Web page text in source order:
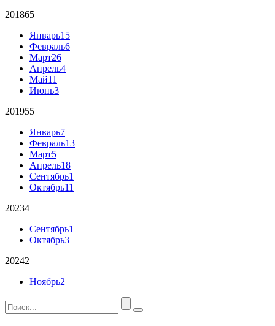
201865
Январь15
Февраль6
Март26
Апрель4
Май11
Июнь3
201955
Январь7
Февраль13
Март5
Апрель18
Сентябрь1
Октябрь11
20234
Сентябрь1
Октябрь3
20242
Ноябрь2